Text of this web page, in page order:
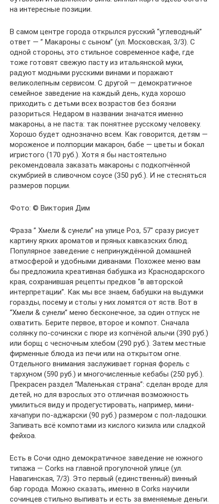
на интересные позиции.
В самом центре города открылся русский “углеводный”
ответ — ” Макароны с сыном” (ул. Московская, 3/3). С
одной стороны, это стильное современное кафе, где
тоже готовят свежую пасту из итальянской муки,
радуют модными русскими винами и поражают
великолепным сервисом. С другой — демократичное
семейное заведение на каждый день, куда хорошо
приходить с детьми всех возрастов без боязни
разориться. Недаром в названии значатся именно
макароны, а не паста: так понятнее русскому человеку.
Хорошо будет однозначно всем. Как говорится, детям —
мороженое и полпорции макарон, бабе — цветы и бокал
игристого (170 руб.). Хотя я бы настоятельно
рекомендовала заказать макароны с подкопчённой
скумбрией в сливочном соусе (350 руб.). И не стесняться
размеров порции.
Фото: © Виктория Дим
Фраза ” Хмели & сунели” на улице Роз, 57″ сразу рисует
картину ярких ароматов и пряных кавказских блюд.
Популярное заведение с непринуждённой домашней
атмосферой и удобными диванами. Похожее меню вам
бы предложила креативная бабушка из Краснодарского
края, сохранившая рецепты предков “в авторской
интерпретации”. Как мы все знаем, бабушки на выдумки
горазды, посему и столы у них ломятся от яств. Вот в
“Хмели & сунели” меню бесконечное, за один отпуск не
охватить. Берите первое, второе и компот. Сначала
солянку по-сочински с пюре из копчёной алычи (390 руб.)
или борщ с чесночным хлебом (290 руб.). Затем местные
фирменные блюда из печи или на открытом огне.
Отдельного внимания заслуживает горная форель с
тархуном (590 руб.) и многочисленные кебабы (250 руб.).
Прекрасен раздел “Маленькая страна”: сделан вроде для
детей, но для взрослых это отличная возможность
умилиться виду и продегустировать, например, мини-
хачапури по-аджарски (90 руб.) размером с пол-ладошки.
Запивать всё компотами из кислого кизила или сладкой
фейхоа.
Есть в Сочи одно демократичное заведение не южного
типажа — Corks на главной прогулочной улице (ул.
Навагинская, 7/3). Это первый (единственный) винный
бар города. Можно сказать, именно в Corks научили
сочинцев стильно выпивать и есть за вменяемые деньги.